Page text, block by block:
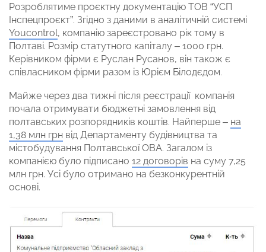
Розроблятиме проєктну документацію ТОВ “УСП
Інспецпроєкт”. Згідно з даними в аналітичній системі
Youcontrol, компанію зареєстровано рік тому в
Полтаві. Розмір статутного капіталу – 1000 грн.
Керівником фірми є Руслан Русанов, він також є
співласником фірми разом із Юрієм Білодєдом.
Майже через два тижні після реєстрації компанія
почала отримувати бюджетні замовлення від
полтавських розпорядників коштів. Найперше – на
1,38 млн грн від Департаменту будівництва та
містобудування Полтавської ОВА. Загалом із
компанією було підписано 12 договорів на суму 7,25
млн грн. Усі було отримано на безконкурентній
основі.